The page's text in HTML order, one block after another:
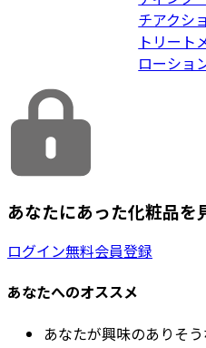
チアクシ
トリート
ローショ
あなたにあった化粧品を
ログイン無料会員登録
あなたへのオススメ
あなたが興味のありそ